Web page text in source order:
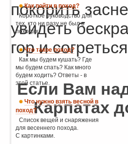
покорить
увидеть
гор и
Если Вам
Карпатах
Как пойти в поход?
Короткое руководство для
тех, кто ни разу не был в
походах.
Что такое поход?
Как мы будем кушать? Где
мы будем спать? Как много
будем ходить? Ответы - в
этой статье.
Что нужно взять весной в
поход?
Список вещей и снаряжения
для весеннего похода.
С картинками.